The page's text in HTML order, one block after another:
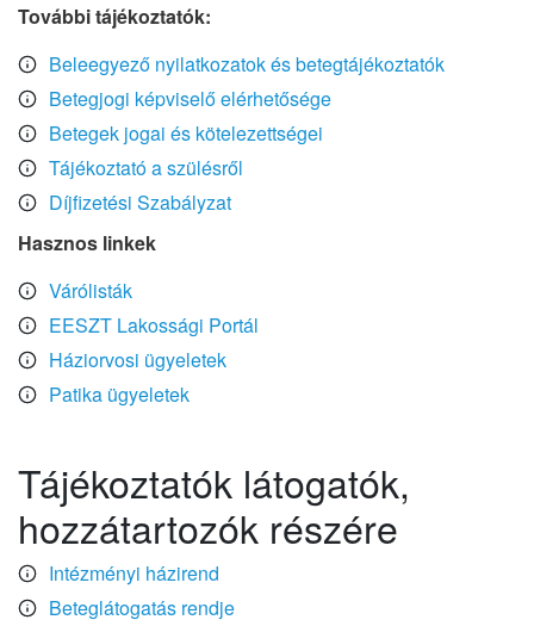
További tájékoztatók:
Beleegyező nyilatkozatok és betegtájékoztatók
Betegjogi képviselő elérhetősége
Betegek jogai és kötelezettségei
Tájékoztató a szülésről
Díjfizetési Szabályzat
Hasznos linkek
Várólisták
EESZT Lakossági Portál
Háziorvosi ügyeletek
Patika ügyeletek
Tájékoztatók látogatók,
hozzátartozók részére
Intézményi házirend
Beteglátogatás rendje